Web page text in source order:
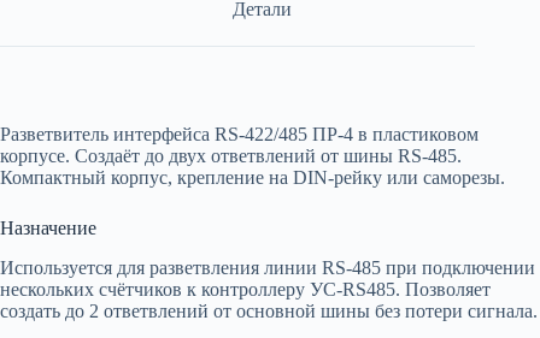
Детали
Разветвитель интерфейса RS-422/485 ПР-4 в пластиковом
корпусе. Создаёт до двух ответвлений от шины RS-485.
Компактный корпус, крепление на DIN-рейку или саморезы.
Назначение
Используется для разветвления линии RS-485 при подключении
нескольких счётчиков к контроллеру УС-RS485. Позволяет
создать до 2 ответвлений от основной шины без потери сигнала.